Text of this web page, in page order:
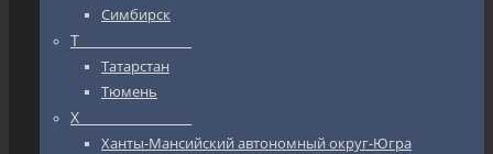
Симбирск
Т_________________
Татарстан
Тюмень
Х_________________
Ханты-Мансийский автономный округ-Югра